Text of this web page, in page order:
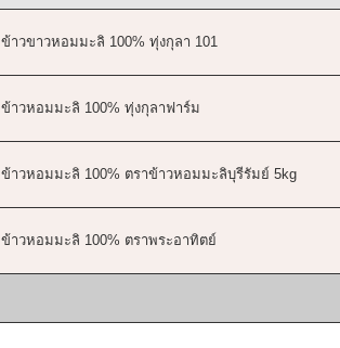
ข้าวขาวหอมมะลิ 100% ทุ่งกุลา 101
ข้าวหอมมะลิ 100% ทุ่งกุลาฟาร์ม
ข้าวหอมมะลิ 100% ตราข้าวหอมมะลิบุรีรัมย์ 5kg
ข้าวหอมมะลิ 100% ตราพระอาทิตย์